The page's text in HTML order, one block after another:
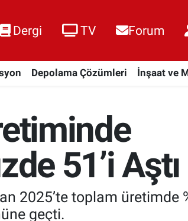
Dergi TV Forum
Depolama Çözümleri İnşaat ve
51’i Aştı
2025’te toplam üretimde
geçti.